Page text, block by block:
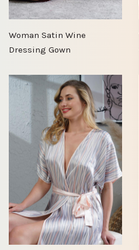
Woman Satin Wine
Dressing Gown